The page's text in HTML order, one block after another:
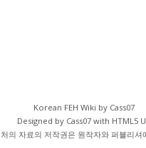
Korean FEH Wiki by Cass07
Designed by Cass07 with HTML5
의 자료의 저작권은 원작자와 퍼블리셔